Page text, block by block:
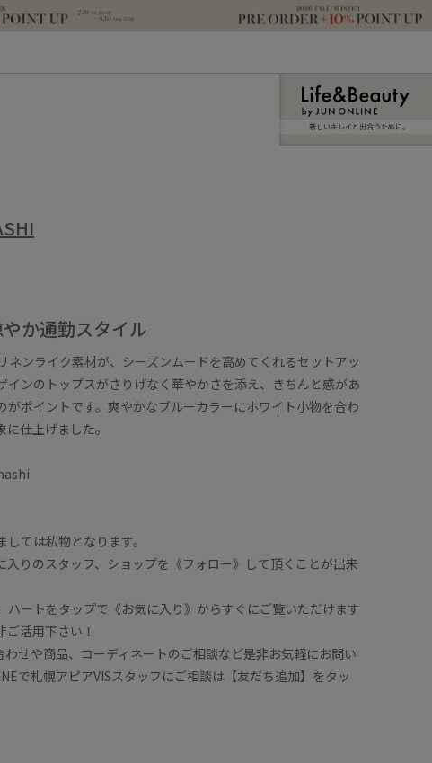
新しいキレイと出合うために。
か通勤スタイル
ネンライク素材が、シーズンムードを高めてくれるセットアッ
インのトップスがさりげなく華やかさを添え、きちんと感があ
がポイントです。爽やかなブルーカラーにホワイト小物を合わ
仕上げました。
ては私物となります。
りのスタッフ、ショップを《フォロー》して頂くことが出来
ハートをタップで《お気に入り》からすぐにご覧いただけます
活用下さい！
せや商品、コーディネートのご相談など是非お気軽にお問い
で札幌アピアVISスタッフにご相談は【友だち追加】をタッ